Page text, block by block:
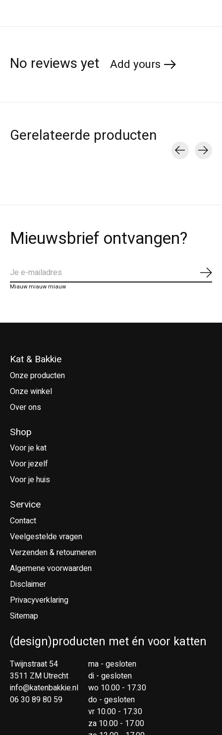
No reviews yet Add yours
Gerelateerde producten
Mieuwsbrief ontvangen?
Miauw miauw miauw
Kat & Bakkie
Onze producten
Onze winkel
Over ons
Shop
Voor je kat
Voor jezelf
Voor je huis
Service
Contact
Veelgestelde vragen
Verzenden & retourneren
Algemene voorwaarden
Disclaimer
Privacyverklaring
Sitemap
(design)producten met én voor katten
Twijnstraat 54
3511 ZM Utrecht
info@katenbakkie.nl
06 30 89 80 59
ma - gesloten
di - gesloten
wo 10.00 - 17.30
do - gesloten
vr 10.00 - 17.30
za 10.00 - 17.00